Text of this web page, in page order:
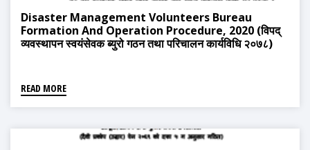
Disaster Management Volunteers Bureau
Formation And Operation Procedure, 2020 (विपद्
व्यवस्थापन स्वयंसेवक ब्युरो गठन तथा परिचालन कार्यविधि २०७८)
READ MORE